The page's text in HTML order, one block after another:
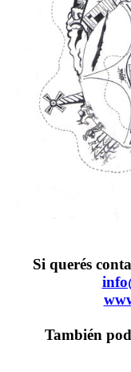
Si querés
También